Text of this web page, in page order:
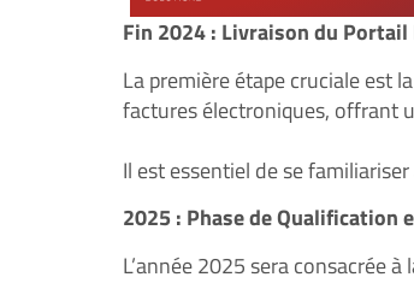
Fin 2024 : Livraison du
La première étape cruciale est
factures électroniques, offrant
Il est essentiel de se
2025 : Phase de Qualification
L’année 2025 sera consacrée